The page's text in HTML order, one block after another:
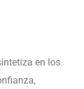
en los